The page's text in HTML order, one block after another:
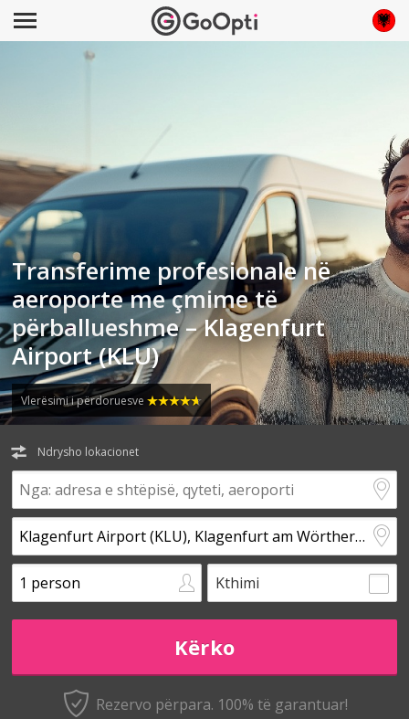
Transferime profesionale në
aeroporte me çmime të
përballueshme – Klagenfurt
Airport (KLU)
Vlerësimi i përdoruesve
Ndrysho lokacionet
Kthimi
Rezervo përpara. 100% të garantuar!